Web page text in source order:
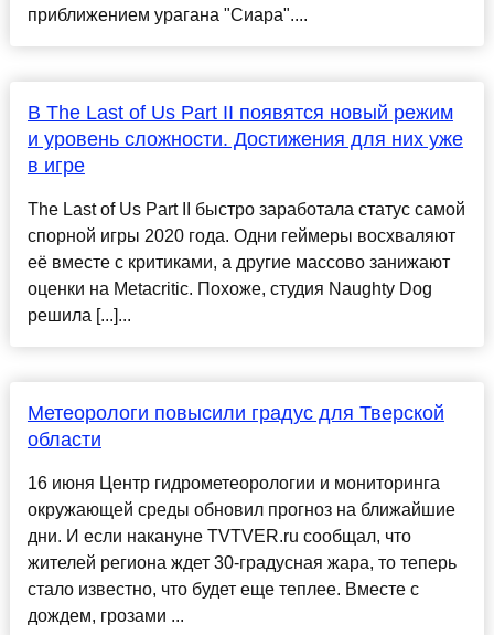
приближением урагана "Сиара"....
В The Last of Us Part II появятся новый режим
и уровень сложности. Достижения для них уже
в игре
The Last of Us Part II быстро заработала статус самой
спорной игры 2020 года. Одни геймеры восхваляют
её вместе с критиками, а другие массово занижают
оценки на Metacritic. Похоже, студия Naughty Dog
решила [...]...
Метеорологи повысили градус для Тверской
области
16 июня Центр гидрометеорологии и мониторинга
окружающей среды обновил прогноз на ближайшие
дни. И если накануне TVTVER.ru сообщал, что
жителей региона ждет 30-градусная жара, то теперь
стало известно, что будет еще теплее. Вместе с
дождем, грозами ...